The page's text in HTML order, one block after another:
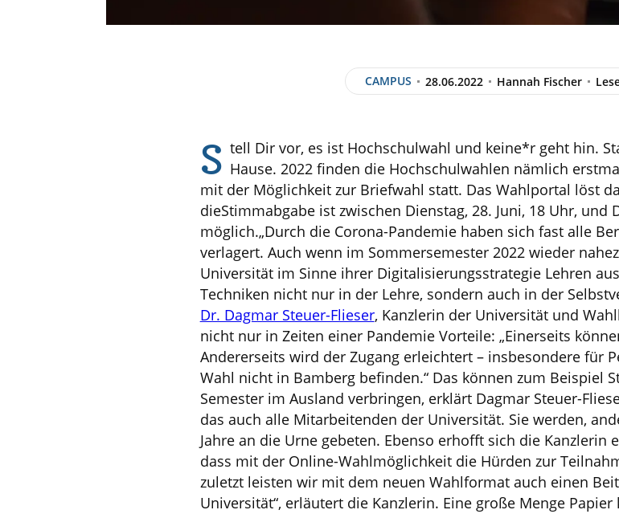
CAMPUS 28.06.2022 Hannah Fischer
S tell Dir vor, es ist Hochschulwahl und keine*r geht hin.
Hause. 2022 finden die Hochschulwahlen nämlich
mit der Möglichkeit zur Briefwahl statt. Das Wahlportal löst
dieStimmabgabe ist zwischen Dienstag, 28. Juni, 18 Uhr, und
möglich.„Durch die Corona-Pandemie haben sich fast alle
verlagert. Auch wenn im Sommersemester 2022 wieder
Universität im Sinne ihrer Digitalisierungsstrategie Lehren
Techniken nicht nur in der Lehre, sondern auch in der
Dr. Dagmar Steuer-Flieser, Kanzlerin der Universität und
nicht nur in Zeiten einer Pandemie Vorteile: „Einerseits
Andererseits wird der Zugang erleichtert – insbesondere für
Wahl nicht in Bamberg befinden.“ Das können zum Beispiel
Semester im Ausland verbringen, erklärt Dagmar Steuer-
das auch alle Mitarbeitenden der Universität. Sie werden,
Jahre an die Urne gebeten. Ebenso erhofft sich die
dass mit der Online-Wahlmöglichkeit die Hürden zur
zuletzt leisten wir mit dem neuen Wahlformat auch einen
Universität“, erläutert die Kanzlerin. Eine große Menge